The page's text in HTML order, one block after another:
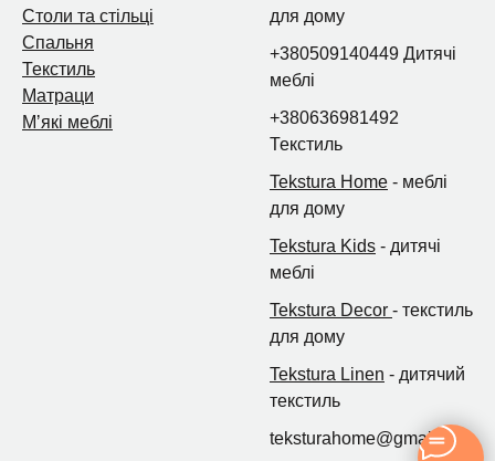
Столи та стільці
Спальня
Текстиль
Матраци
Мʼякі меблі
для дому
+380509140449 Дитячі
меблі
+380636981492
Текстиль
Tekstura Home - меблі
для дому
Tekstura Kids - дитячі
меблі
Tekstura Decor - текстиль
для дому
Tekstura Linen - дитячий
текстиль
teksturahome@gmail.com